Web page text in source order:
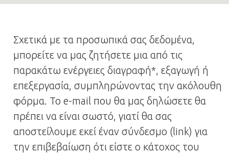
Σχετικά με τα προσωπικά σας δεδομένα,
μπορείτε να μας ζητήσετε μια από τις
παρακάτω ενέργειες διαγραφή*, εξαγωγή ή
επεξεργασία, συμπληρώνοντας την ακόλουθη
φόρμα. Το e-mail που θα μας δηλώσετε θα
πρέπει να είναι σωστό, γιατί θα σας
αποστείλουμε εκεί έναν σύνδεσμο (link) για
την επιβεβαίωση ότι είστε ο κάτοχος του